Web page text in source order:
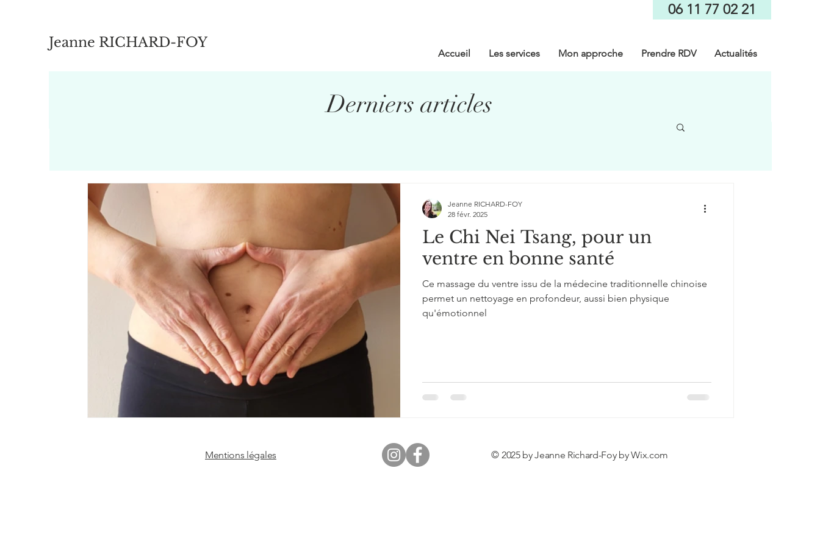
Jeanne RICHARD-FOY
06 11 77 02 21
Accueil Les services Mon approche Prendre RDV Actualités
Derniers articles
Le Chi Nei Tsang, pour un
ventre en bonne santé
Ce massage du ventre issu de la médecine traditionnelle chinoise
permet un nettoyage en profondeur, aussi bien physique
qu'émotionnel
Jeanne RICHARD-FOY
28 févr. 2025
Mentions légales © 2025 by Jeanne Richard-Foy byWix.com